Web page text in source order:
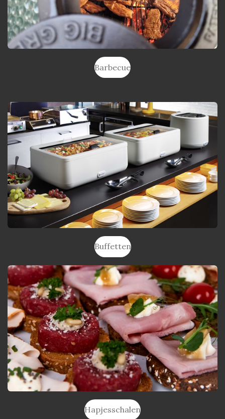
Barbecue
Buffetten
Hapjesschalen